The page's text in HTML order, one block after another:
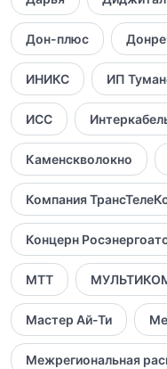
Дон-плюс
ИНИКС ИП
ИСС
Каменскволокно
Компания
Концерн
МТТ
Мастер Ай-Ти
Межрегиональная